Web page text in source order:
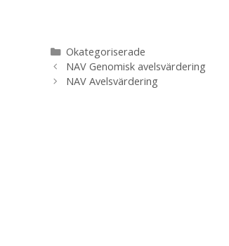
Kategorier
Okategoriserade
NAV Genomisk avelsvärdering
NAV Avelsvärdering